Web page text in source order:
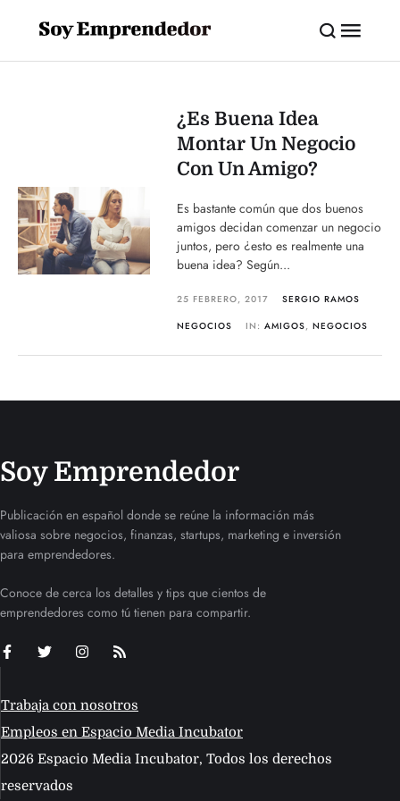
¿Es Buena Idea
Montar Un Negocio
Con Un Amigo?
Es bastante común que dos buenos
amigos decidan comenzar un negocio
juntos, pero ¿esto es realmente una
buena idea? Según...
25 FEBRERO, 2017
SERGIO RAMOS
NEGOCIOS
IN:AMIGOS,NEGOCIOS
Soy Emprendedor
Publicación en español donde se reúne la información más
valiosa sobre negocios, finanzas, startups, marketing e inversión
para emprendedores.
Conoce de cerca los detalles y tips que cientos de
emprendedores como tú tienen para compartir.
Trabaja con nosotros
Empleos en Espacio Media Incubator
2026 Espacio Media Incubator, Todos los derechos
reservados